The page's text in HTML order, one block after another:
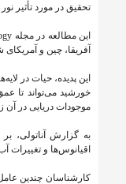
تحقیق در مورد تأثیر
آفریقا، چین و
موجودات دریایی در آن
به گزارش آناتولی،
اقیانوس‌ها و تغییرات
کارشناسان چندین